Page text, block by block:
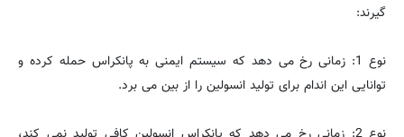
گیرند:
نوع 1: زمانی رخ می دهد که سیستم ایمنی به پانکراس حمله کرده و
توانایی این اندام برای تولید انسولین را از بین می برد.